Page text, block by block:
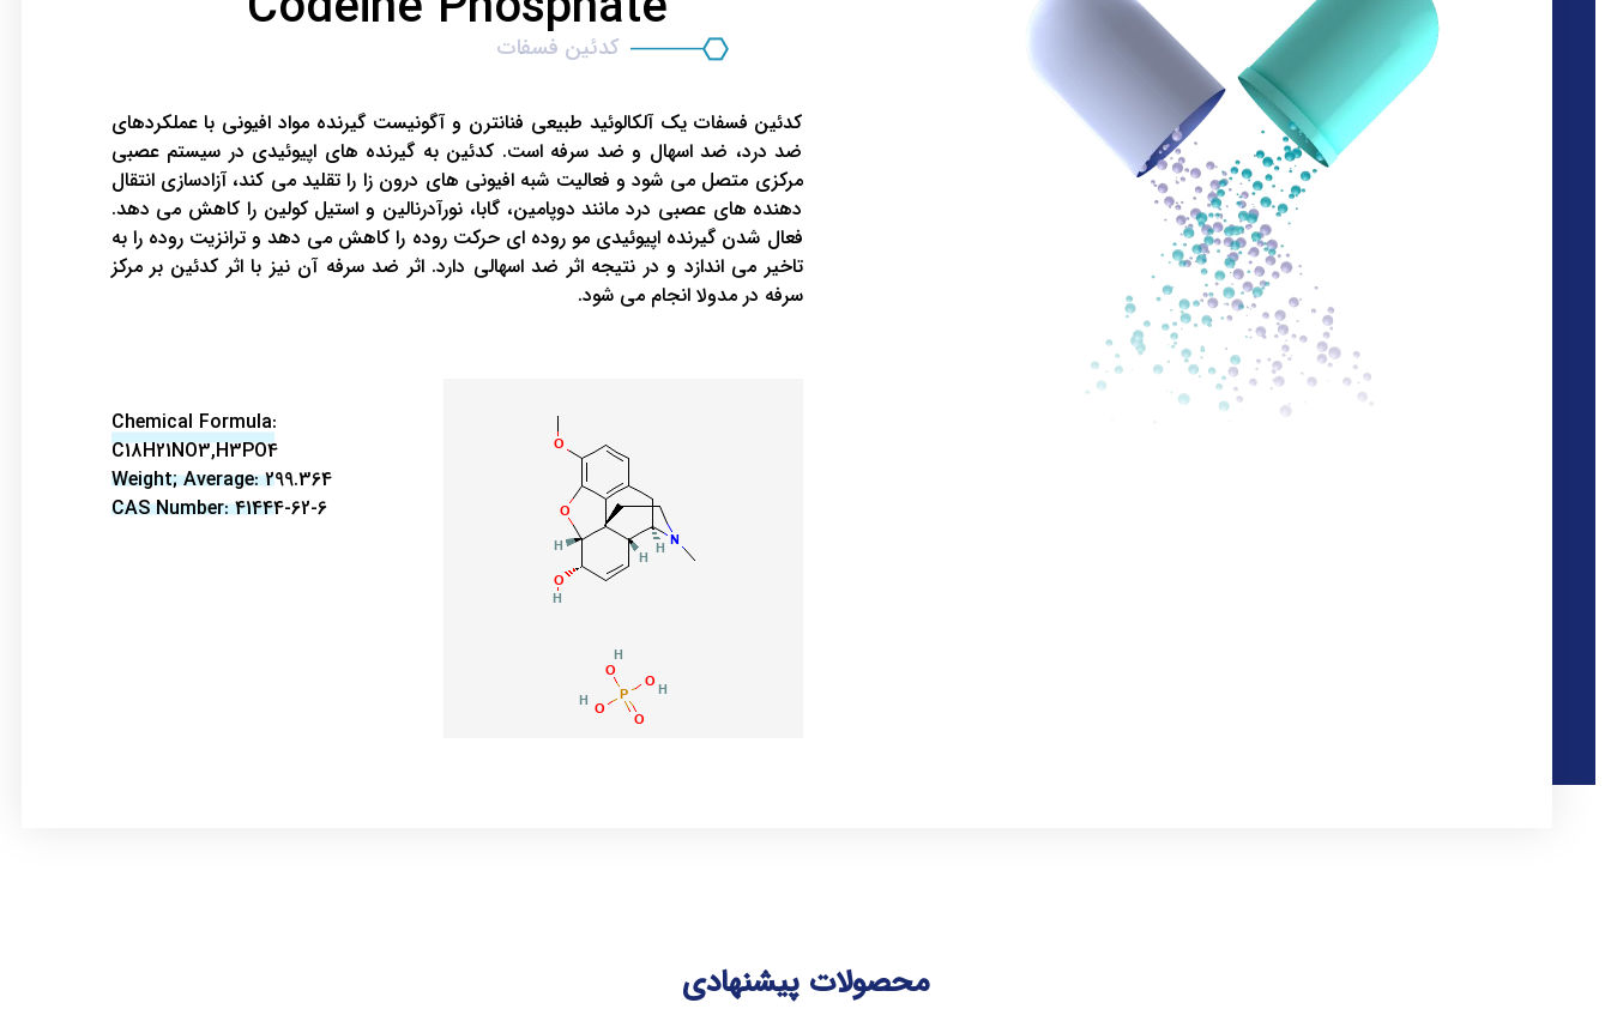
کدئین فسفات یک آلکالوئید طبیعی فنانترن و آگونیست گیرنده مواد افیونی با عملکردهای
ضد درد، ضد اسهال و ضد سرفه است. کدئین به گیرنده های اپیوئیدی در سیستم عصبی
مرکزی متصل می شود و فعالیت شبه افیونی های درون زا را تقلید می کند، آزادسازی انتقال
دهنده های عصبی درد مانند دوپامین، گابا، نورآدرنالین و استیل کولین را کاهش می دهد.
فعال شدن گیرنده اپیوئیدی مو روده ای حرکت روده را کاهش می دهد و ترانزیت روده را به
تاخیر می اندازد و در نتیجه اثر ضد اسهالی دارد. اثر ضد سرفه آن نیز با اثر کدئین بر مرکز
سرفه در مدولا انجام می شود.
Chemical Formula:
C18H21NO3,H3PO4
Weight; Average: 299.364
CAS Number: 41444-62-6
محصولات پیشنهادی